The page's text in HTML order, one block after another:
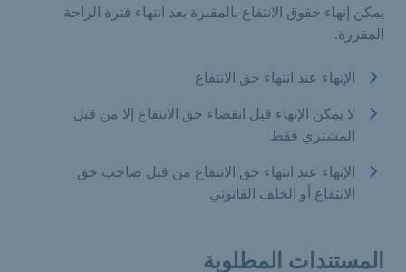
يمكن إنهاء حقوق الانتفاع بالمقبرة بعد انتهاء فترة الراحة
المقررة.
الإنهاء عند انتهاء حق الانتفاع
لا يمكن الإنهاء قبل انقضاء حق الانتفاع إلا من قبل
المشتري فقط
الإنهاء عند انتهاء حق الانتفاع من قبل صاحب حق
الانتفاع أو الخلف القانوني
المستندات المطلوبة